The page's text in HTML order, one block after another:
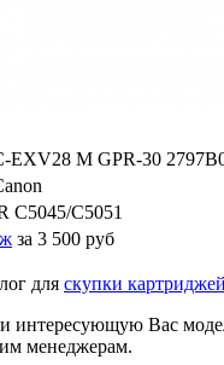
EXV28 M GPR-30
C5045/C5051
за 3 500 руб
для скупки
интересующую Вас
менеджерам.